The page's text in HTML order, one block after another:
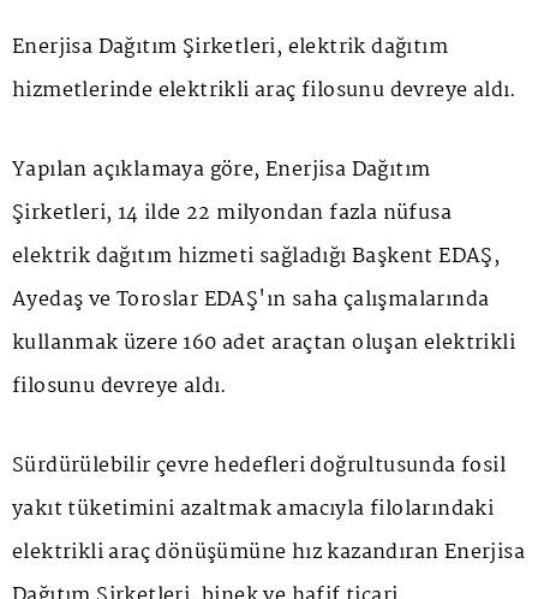
Enerjisa Dağıtım Şirketleri, elektrik dağıtım
hizmetlerinde elektrikli araç filosunu devreye aldı.
Yapılan açıklamaya göre, Enerjisa Dağıtım
Şirketleri, 14 ilde 22 milyondan fazla nüfusa
elektrik dağıtım hizmeti sağladığı Başkent EDAŞ,
Ayedaş ve Toroslar EDAŞ'ın saha çalışmalarında
kullanmak üzere 160 adet araçtan oluşan elektrikli
filosunu devreye aldı.
Sürdürülebilir çevre hedefleri doğrultusunda fosil
yakıt tüketimini azaltmak amacıyla filolarındaki
elektrikli araç dönüşümüne hız kazandıran Enerjisa